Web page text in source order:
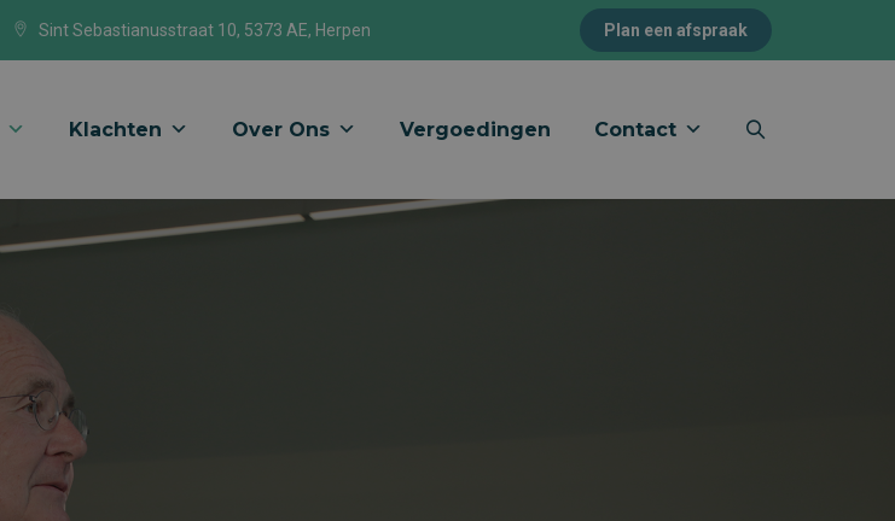
Sint Sebastianusstraat 10, 5373 AE, Herpen Plan een afspraak
Klachten Over Ons Vergoedingen Contact